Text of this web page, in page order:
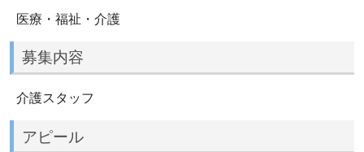
医療・福祉・介護
募集内容
介護スタッフ
アピール